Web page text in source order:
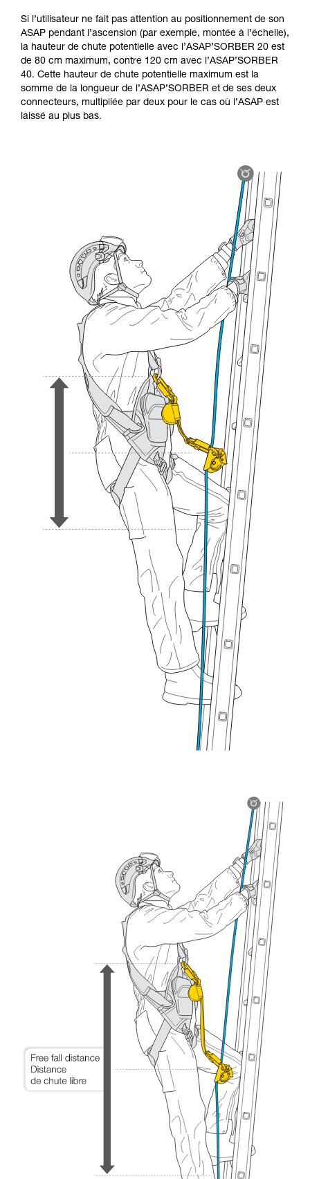
Si l’utilisateur ne fait pas attention au positionnement de son
ASAP pendant l’ascension (par exemple, montée à l’échelle),
la hauteur de chute potentielle avec l’ASAP’SORBER 20 est
de 80 cm maximum, contre 120 cm avec l’ASAP’SORBER
40. Cette hauteur de chute potentielle maximum est la
somme de la longueur de l’ASAP’SORBER et de ses deux
connecteurs, multipliée par deux pour le cas où l’ASAP est
laissé au plus bas.